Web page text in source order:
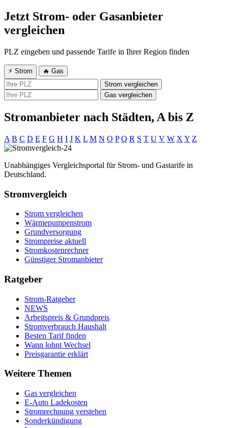
Jetzt Strom- oder Gasanbieter
vergleichen
PLZ eingeben und passende Tarife in Ihrer Region finden
⚡ Strom
🔥 Gas
Strom vergleichen
Gas vergleichen
Stromanbieter nach Städten, A bis Z
A B C D E F G H I J K L M N O P Q R S T U V W X Y Z
Unabhängiges Vergleichsportal für Strom- und Gastarife in
Deutschland.
Stromvergleich
Strom vergleichen
Wärmepumpenstrom
Grundversorgung
Strompreise aktuell
Stromkostenrechner
Günstiger Stromanbieter
Ratgeber
Strom-Ratgeber
NEWS
Arbeitspreis & Grundpreis
Stromverbrauch Haushalt
Besten Tarif finden
Wann lohnt Wechsel
Preisgarantie erklärt
Weitere Themen
Gas vergleichen
E-Auto Ladekosten
Stromrechnung verstehen
Sonderkündigung